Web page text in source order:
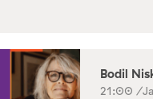
Bodil
21:00 /